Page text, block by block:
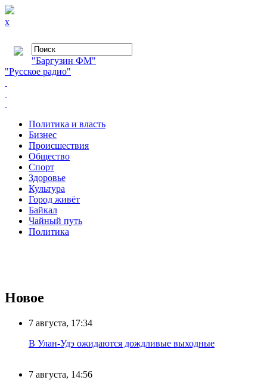
x
"Баргузин ФМ"
"Русское радио"
Политика и власть
Бизнес
Происшествия
Общество
Cпорт
Здоровье
Культура
Город живёт
Байкал
Чайный путь
Политика
Новое
7 августа, 17:34
В Улан-Удэ ожидаются дождливые выходные
7 августа, 14:56